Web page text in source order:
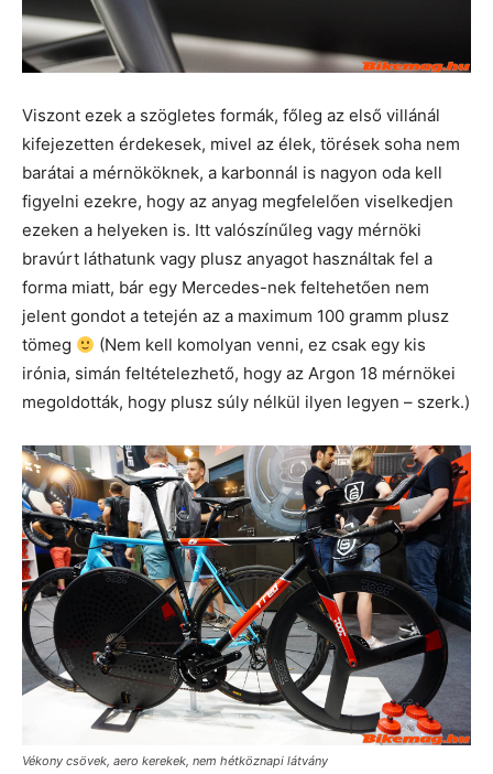
Viszont ezek a szögletes formák, főleg az első villánál
kifejezetten érdekesek, mivel az élek, törések soha nem
barátai a mérnököknek, a karbonnál is nagyon oda kell
figyelni ezekre, hogy az anyag megfelelően viselkedjen
ezeken a helyeken is. Itt valószínűleg vagy mérnöki
bravúrt láthatunk vagy plusz anyagot használtak fel a
forma miatt, bár egy Mercedes-nek feltehetően nem
jelent gondot a tetején az a maximum 100 gramm plusz
tömeg
(Nem kell komolyan venni, ez csak egy kis
irónia, simán feltételezhető, hogy az Argon 18 mérnökei
megoldották, hogy plusz súly nélkül ilyen legyen – szerk.)
Vékony csövek, aero kerekek, nem hétköznapi látvány